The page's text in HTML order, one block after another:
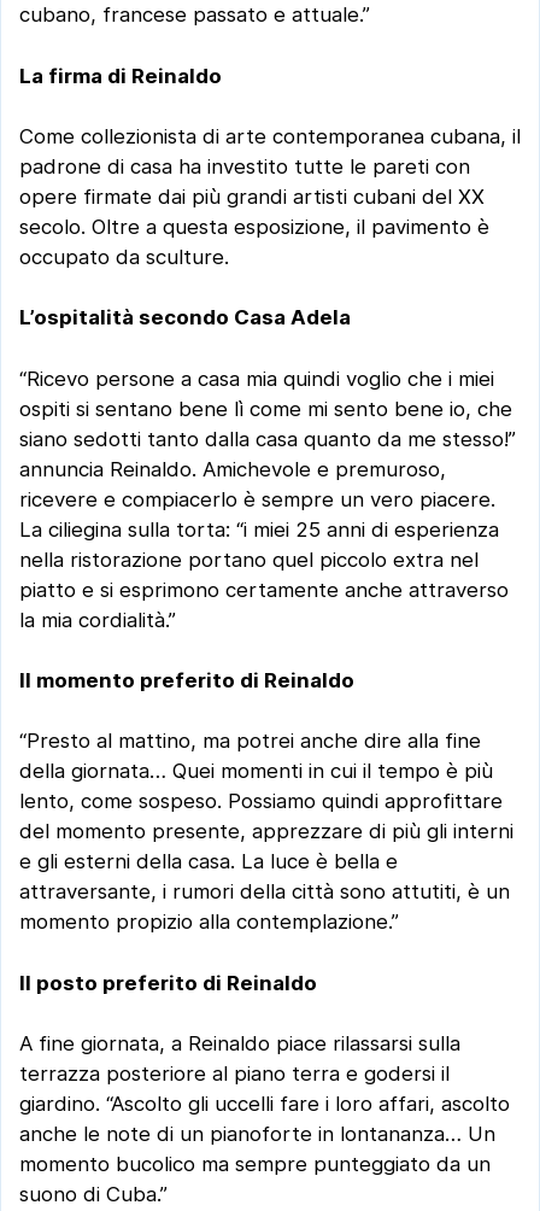
cubano, francese passato e attuale.”
La firma di Reinaldo
Come collezionista di arte contemporanea cubana, il
padrone di casa ha investito tutte le pareti con
opere firmate dai più grandi artisti cubani del XX
secolo. Oltre a questa esposizione, il pavimento è
occupato da sculture.
L’ospitalità secondo Casa Adela
“Ricevo persone a casa mia quindi voglio che i miei
ospiti si sentano bene lì come mi sento bene io, che
siano sedotti tanto dalla casa quanto da me stesso!”
annuncia Reinaldo. Amichevole e premuroso,
ricevere e compiacerlo è sempre un vero piacere.
La ciliegina sulla torta: “i miei 25 anni di esperienza
nella ristorazione portano quel piccolo extra nel
piatto e si esprimono certamente anche attraverso
la mia cordialità.”
Il momento preferito di Reinaldo
“Presto al mattino, ma potrei anche dire alla fine
della giornata… Quei momenti in cui il tempo è più
lento, come sospeso. Possiamo quindi approfittare
del momento presente, apprezzare di più gli interni
e gli esterni della casa. La luce è bella e
attraversante, i rumori della città sono attutiti, è un
momento propizio alla contemplazione.”
Il posto preferito di Reinaldo
A fine giornata, a Reinaldo piace rilassarsi sulla
terrazza posteriore al piano terra e godersi il
giardino. “Ascolto gli uccelli fare i loro affari, ascolto
anche le note di un pianoforte in lontananza… Un
momento bucolico ma sempre punteggiato da un
suono di Cuba.”